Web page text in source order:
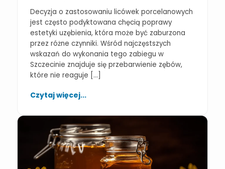
Decyzja o zastosowaniu licówek porcelanowych
jest często podyktowana chęcią poprawy
estetyki uzębienia, która może być zaburzona
przez różne czynniki. Wśród najczęstszych
wskazań do wykonania tego zabiegu w
Szczecinie znajduje się przebarwienie zębów,
które nie reaguje […]
Czytaj więcej...